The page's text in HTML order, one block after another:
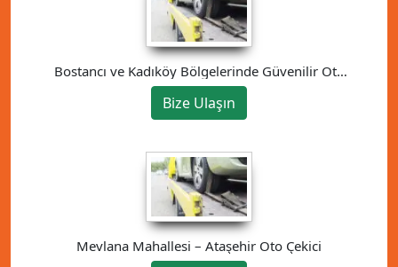
Bostancı ve Kadıköy Bölgelerinde Güvenilir Oto
Kurtarma Hizmeti
Bize Ulaşın
Mevlana Mahallesi – Ataşehir Oto Çekici